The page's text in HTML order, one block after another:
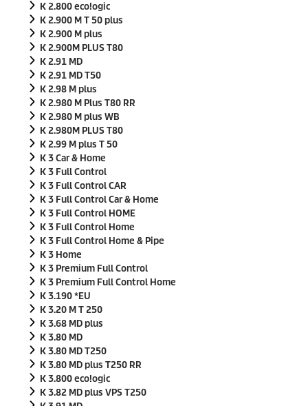
K 2.800eco!ogic
K 2.900 M T 50 plus
K 2.900 M plus
K 2.900M PLUS T80
K 2.91 MD
K 2.91 MD T50
K 2.98 M plus
K 2.980 M Plus T80 RR
K 2.980 M plus WB
K 2.980M PLUS T80
K 2.99 M plus T 50
K 3 Car & Home
K 3 Full Control
K 3 Full Control CAR
K 3 Full Control Car & Home
K 3 Full Control HOME
K 3 Full Control Home
K 3 Full Control Home & Pipe
K 3 Home
K 3 Premium Full Control
K 3 Premium Full Control Home
K 3.190 *EU
K 3.20 M T 250
K 3.68 MD plus
K 3.80 MD
K 3.80 MD T250
K 3.80 MD plus T250 RR
K 3.800eco!ogic
K 3.82 MD plus VPS T250